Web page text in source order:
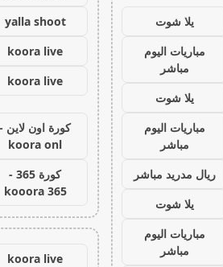
يلا شوت
مباريات اليوم
مباشر
يلا شوت
مباريات اليوم
مباشر
ريال مدريد مباشر
يلا شوت
مباريات اليوم
مباشر
yalla shoot
koora live
koora live
كورة اون لاين -
koora onl
كورة 365 -
kooora 365
koora live